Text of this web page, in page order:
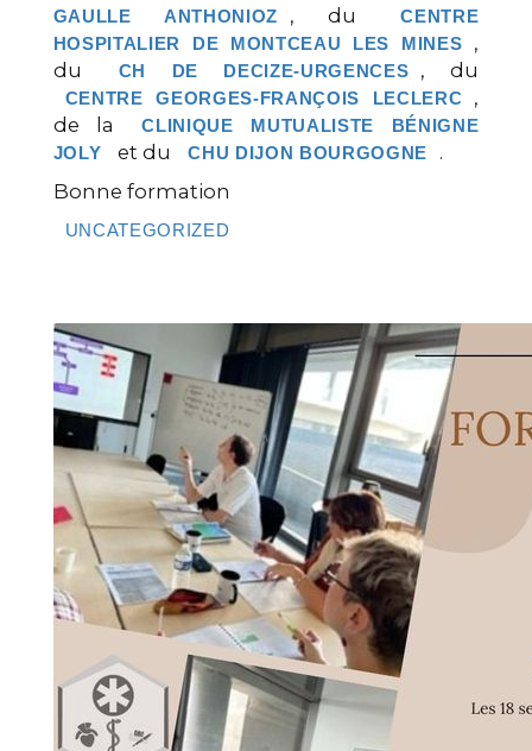
GAULLE ANTHONIOZ
, du
CENTRE
HOSPITALIER DE MONTCEAU LES MINES
,
du
CH DE DECIZE-URGENCES , du
CENTRE GEORGES-FRANÇOIS LECLERC
,
de la
CLINIQUE MUTUALISTE BÉNIGNE
JOLY
et du CHU DIJON BOURGOGNE
.
Bonne formation
UNCATEGORIZED